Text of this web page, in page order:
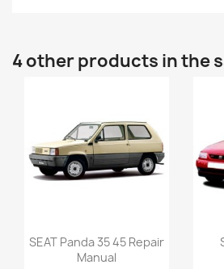
4 other products in the
SEAT Panda 35 45 Repair
Manual